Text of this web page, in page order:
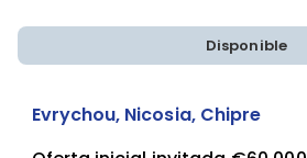
Disponible
Evrychou, Nicosia, Chipre